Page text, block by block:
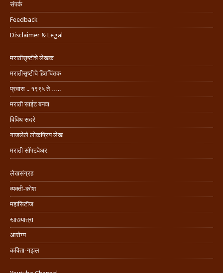
संपर्क
Feedback
Disclaimer & Legal
मराठीसृष्टीचे लेखक
मराठीसृष्टीचे हितचिंतक
प्रवास .. १९९५ ते …..
मराठी साईट बनवा
विविध सदरे
गाजलेले लोकप्रिय लेख
मराठी सॉफ्टवेअर
लेखसंग्रह
व्यक्ती-कोश
महासिटीज
खाद्ययात्रा
आरोग्य
कविता-गझल